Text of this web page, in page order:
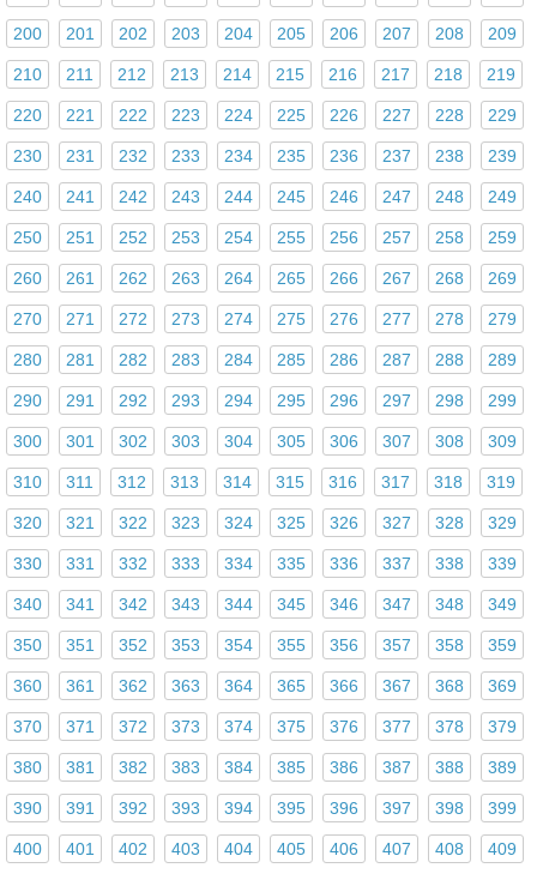
200 201 202 203 204 205 206 207 208 209
210 211 212 213 214 215 216 217 218 219
220 221 222 223 224 225 226 227 228 229
230 231 232 233 234 235 236 237 238 239
240 241 242 243 244 245 246 247 248 249
250 251 252 253 254 255 256 257 258 259
260 261 262 263 264 265 266 267 268 269
270 271 272 273 274 275 276 277 278 279
280 281 282 283 284 285 286 287 288 289
290 291 292 293 294 295 296 297 298 299
300 301 302 303 304 305 306 307 308 309
310 311 312 313 314 315 316 317 318 319
320 321 322 323 324 325 326 327 328 329
330 331 332 333 334 335 336 337 338 339
340 341 342 343 344 345 346 347 348 349
350 351 352 353 354 355 356 357 358 359
360 361 362 363 364 365 366 367 368 369
370 371 372 373 374 375 376 377 378 379
380 381 382 383 384 385 386 387 388 389
390 391 392 393 394 395 396 397 398 399
400 401 402 403 404 405 406 407 408 409